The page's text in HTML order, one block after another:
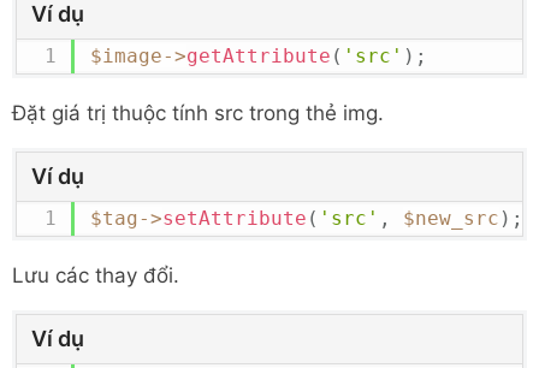
Ví dụ
$image->getAttribute ( 'src' ) ;
Đặt giá trị thuộc tính src trong thẻ img.
Ví dụ
$tag->setAttribute ( 'src' , $new_src ) ;
Lưu các thay đổi.
Ví dụ